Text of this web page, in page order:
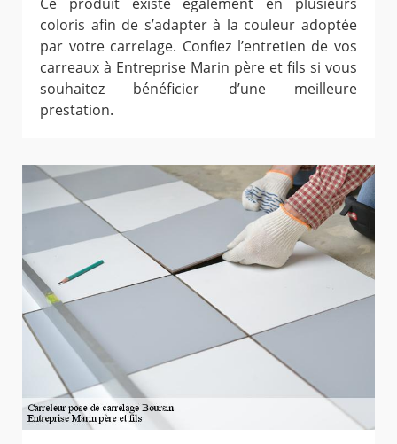
coloris afin de s’adapter à la couleur adoptée
par votre carrelage. Confiez l’entretien de vos
carreaux à Entreprise Marin père et fils si vous
souhaitez bénéficier d’une meilleure
prestation.